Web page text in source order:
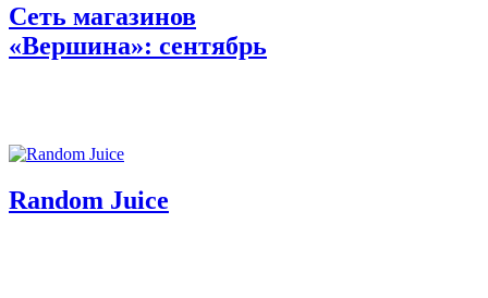
Сеть магазинов
«Вершина»: сентябрь
Random Juice